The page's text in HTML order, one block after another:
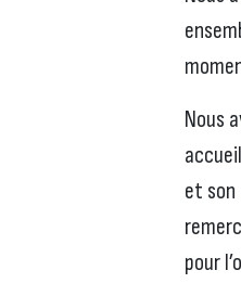
Nous
et son
pour